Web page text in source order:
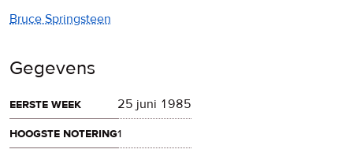
Bruce Springsteen
Gegevens
eerste week
25 juni 1985
hoogste notering1